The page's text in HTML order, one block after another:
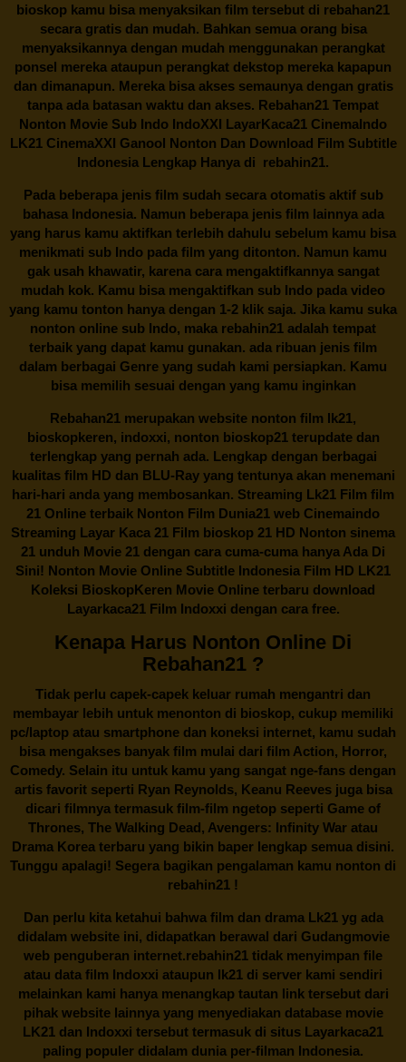
bioskop kamu bisa menyaksikan film tersebut di rebahan21
secara gratis dan mudah. Bahkan semua orang bisa
menyaksikannya dengan mudah menggunakan perangkat
ponsel mereka ataupun perangkat dekstop mereka kapapun
dan dimanapun. Mereka bisa akses semaunya dengan gratis
tanpa ada batasan waktu dan akses. Rebahan21 Tempat
Nonton Movie Sub Indo IndoXXI LayarKaca21 CinemaIndo
LK21 CinemaXXI Ganool Nonton Dan Download Film Subtitle
Indonesia Lengkap Hanya di rebahin21.
Pada beberapa jenis film sudah secara otomatis aktif sub
bahasa Indonesia. Namun beberapa jenis film lainnya ada
yang harus kamu aktifkan terlebih dahulu sebelum kamu bisa
menikmati sub Indo pada film yang ditonton. Namun kamu
gak usah khawatir, karena cara mengaktifkannya sangat
mudah kok. Kamu bisa mengaktifkan sub Indo pada video
yang kamu tonton hanya dengan 1-2 klik saja. Jika kamu suka
nonton online sub Indo, maka rebahin21 adalah tempat
terbaik yang dapat kamu gunakan. ada ribuan jenis film
dalam berbagai Genre yang sudah kami persiapkan. Kamu
bisa memilih sesuai dengan yang kamu inginkan
Rebahan21 merupakan website nonton film lk21,
bioskopkeren, indoxxi, nonton bioskop21 terupdate dan
terlengkap yang pernah ada. Lengkap dengan berbagai
kualitas film HD dan BLU-Ray yang tentunya akan menemani
hari-hari anda yang membosankan. Streaming Lk21 Film film
21 Online terbaik Nonton Film Dunia21 web Cinemaindo
Streaming Layar Kaca 21 Film bioskop 21 HD Nonton sinema
21 unduh Movie 21 dengan cara cuma-cuma hanya Ada Di
Sini! Nonton Movie Online Subtitle Indonesia Film HD LK21
Koleksi BioskopKeren Movie Online terbaru download
Layarkaca21 Film Indoxxi dengan cara free.
Kenapa Harus Nonton Online Di
Rebahan21 ?
Tidak perlu capek-capek keluar rumah mengantri dan
membayar lebih untuk menonton di bioskop, cukup memiliki
pc/laptop atau smartphone dan koneksi internet, kamu sudah
bisa mengakses banyak film mulai dari film Action, Horror,
Comedy. Selain itu untuk kamu yang sangat nge-fans dengan
artis favorit seperti Ryan Reynolds, Keanu Reeves juga bisa
dicari filmnya termasuk film-film ngetop seperti Game of
Thrones, The Walking Dead, Avengers: Infinity War atau
Drama Korea terbaru yang bikin baper lengkap semua disini.
Tunggu apalagi! Segera bagikan pengalaman kamu nonton di
rebahin21 !
Dan perlu kita ketahui bahwa film dan dramaLk21yg ada
didalam website ini, didapatkan berawal dari Gudangmovie
web penguberan internet.rebahin21 tidak menyimpan file
atau data film Indoxxi ataupun lk21 di server kami sendiri
melainkan kami hanya menangkap tautan link tersebut dari
pihak website lainnya yang menyediakan database movie
LK21 dan Indoxxi tersebut termasuk di situs Layarkaca21
paling populer didalam dunia per-filman Indonesia.